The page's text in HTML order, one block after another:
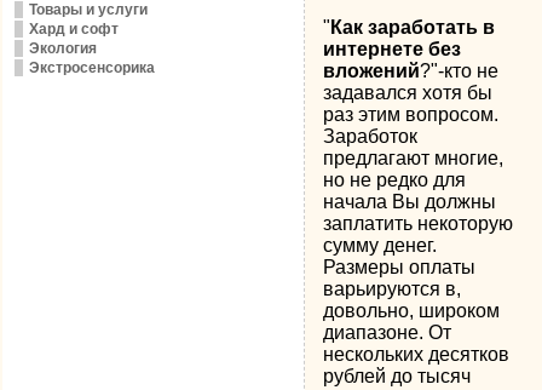
Товары и услуги
Хард и софт
Экология
Экстросенсорика
" Как заработать в
интернете без
вложений?"-кто не
задавался хотя бы
раз этим вопросом.
Заработок
предлагают многие,
но не редко для
начала Вы должны
заплатить некоторую
сумму денег.
Размеры оплаты
варьируются в,
довольно, широком
диапазоне. От
нескольких десятков
рублей до тысяч